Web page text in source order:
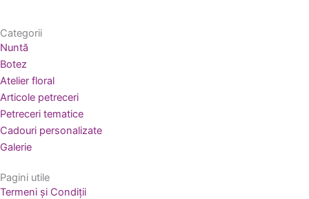
Categorii
Nuntă
Botez
Atelier floral
Articole petreceri
Petreceri tematice
Cadouri personalizate
Galerie
Pagini utile
Termeni și Condiții